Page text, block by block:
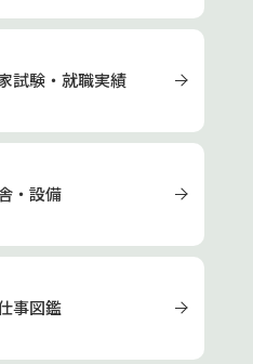
試験・就職実績
・設備
事図鑑